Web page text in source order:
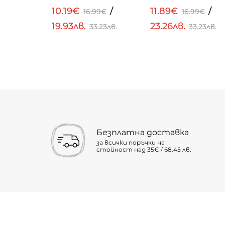
10.19€ 16.99€ /
19.93лв. 33.23лв.
11.89€ 16.99€ /
23.26лв. 33.23лв.
Безплатна доставка
за всички поръчки на
стойност над 35€ / 68.45 лв.